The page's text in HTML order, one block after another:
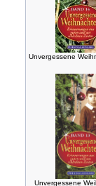
Unvergessene
Unvergessene